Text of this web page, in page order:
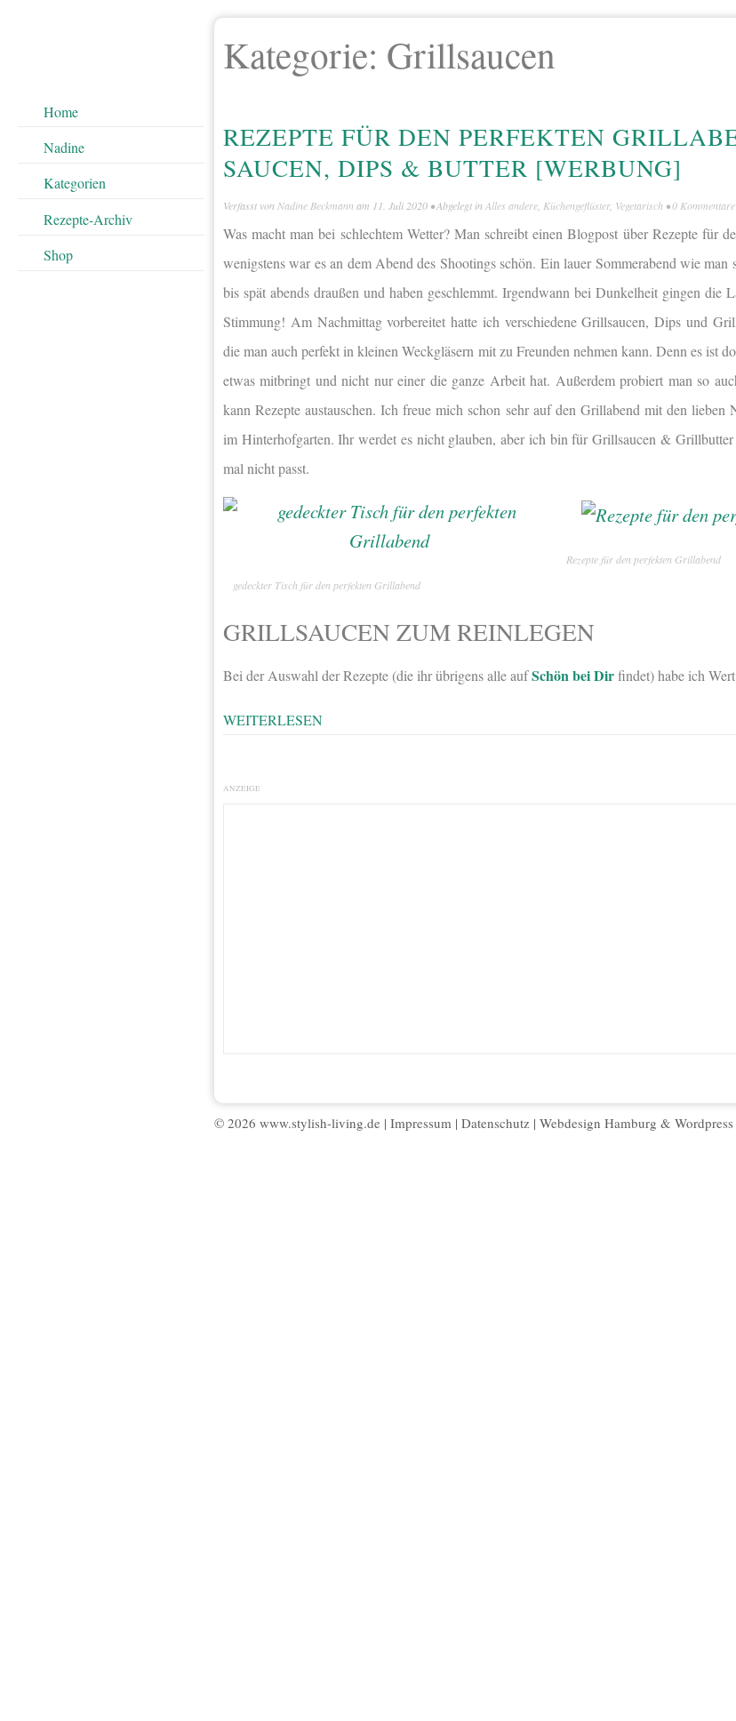
Home
Nadine
Kategorien
Rezepte-Archiv
Shop
Kategorie: Grillsaucen
REZEPTE FÜR DEN PERFEKTEN
SAUCEN, DIPS & BUTTER [WERBUNG]
Verfasst von Nadine Beckmann am 11. Juli 2020 • Abgelegt in Alles andere, Küchengeflüster, Vegetarisch •0 Kommentare
Was macht man bei schlechtem Wetter? Man schreibt einen Blogpost über Rezepte für
wenigstens war es an dem Abend des Shootings schön. Ein lauer Sommerabend wie man
bis spät abends draußen und haben geschlemmt. Irgendwann bei Dunkelheit gingen die
Stimmung! Am Nachmittag vorbereitet hatte ich verschiedene Grillsaucen, Dips und
die man auch perfekt in kleinen Weckgläsern mit zu Freunden nehmen kann. Denn es ist
etwas mitbringt und nicht nur einer die ganze Arbeit hat. Außerdem probiert man so
kann Rezepte austauschen. Ich freue mich schon sehr auf den Grillabend mit den lieben
im Hinterhofgarten. Ihr werdet es nicht glauben, aber ich bin für Grillsaucen &
mal nicht passt.
gedeckter Tisch für den perfekten Grillabend
Rezepte für den perfekten Grillabend
GRILLSAUCEN ZUM REINLEGEN
Bei der Auswahl der Rezepte (die ihr übrigens alle aufSchön bei Dirfindet) habe ich
WEITERLESEN
ANZEIGE
© 2026 www.stylish-living.de | Impressum | Datenschutz | Webdesign Hamburg & Wordpress